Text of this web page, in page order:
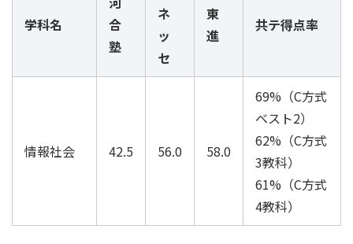
学科名
合
塾
ネ
ッ
セ
東
進
共テ得点率
情報社会 42.5 56.0 58.0
69%（C方式
ベスト2）
62%（C方式
3教科）
61%（C方式
4教科）